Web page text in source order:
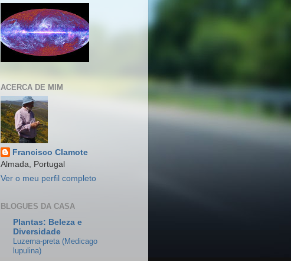
ACERCA DE MIM
Francisco Clamote
Almada, Portugal
Ver o meu perfil completo
BLOGUES DA CASA
Plantas: Beleza e
Diversidade
Luzerna-preta (Medicago
lupulina)